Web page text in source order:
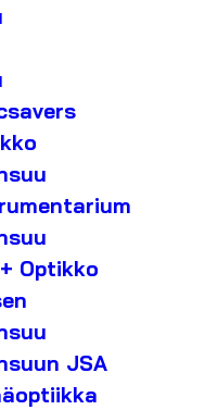
Optikko
JSA